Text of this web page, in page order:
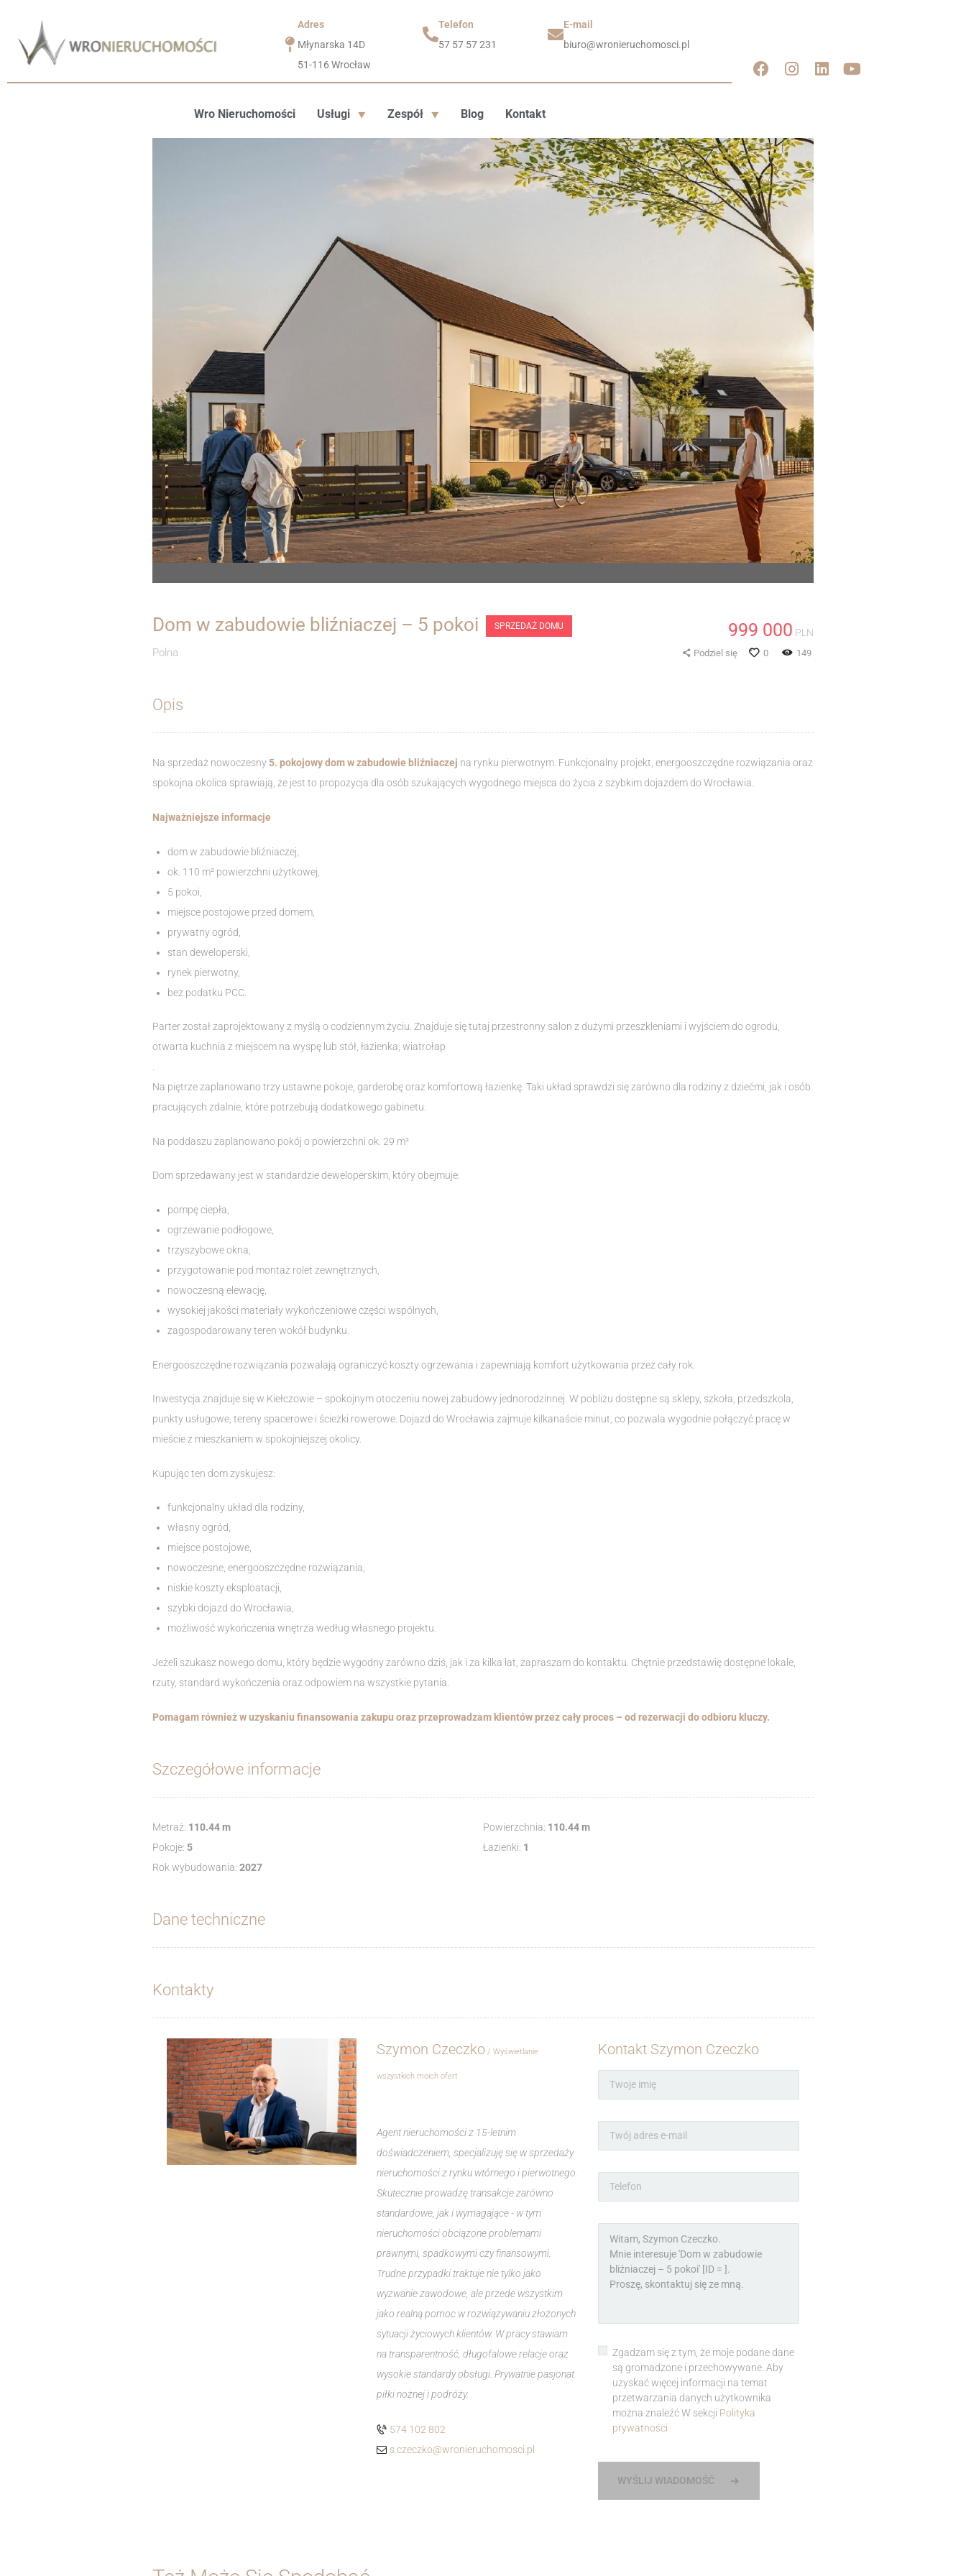
Adres
Młynarska 14D
51-116 Wrocław
Telefon
57 57 57 231
E-mail
biuro@wronieruchomosci.pl
Wro Nieruchomości Usługi Zespół Blog Kontakt
Dom w zabudowie bliźniaczej – 5 pokoi SPRZEDAŻ DOMU
Polna
999 000 PLN
149
0
Podziel się
Opis
Na sprzedaż nowoczesny5. pokojowy dom w zabudowie bliźniaczej na rynku pierwotnym. Funkcjonalny projekt, energooszczędne rozwiązania oraz
spokojna okolica sprawiają, że jest to propozycja dla osób szukających wygodnego miejsca do życia z szybkim dojazdem do Wrocławia.
Najważniejsze informacje
dom w zabudowie bliźniaczej,
ok. 110 m² powierzchni użytkowej,
5 pokoi,
miejsce postojowe przed domem,
prywatny ogród,
stan deweloperski,
rynek pierwotny,
bez podatku PCC.
Parter został zaprojektowany z myślą o codziennym życiu. Znajduje się tutaj przestronny salon z dużymi przeszkleniami i wyjściem do ogrodu,
otwarta kuchnia z miejscem na wyspę lub stół, łazienka, wiatrołap
.
Na piętrze zaplanowano trzy ustawne pokoje, garderobę oraz komfortową łazienkę. Taki układ sprawdzi się zarówno dla rodziny z dziećmi, jak i osób
pracujących zdalnie, które potrzebują dodatkowego gabinetu.
Na poddaszu zaplanowano pokój o powierzchni ok. 29 m²
Dom sprzedawany jest w standardzie deweloperskim, który obejmuje:
pompę ciepła,
ogrzewanie podłogowe,
trzyszybowe okna,
przygotowanie pod montaż rolet zewnętrznych,
nowoczesną elewację,
wysokiej jakości materiały wykończeniowe części wspólnych,
zagospodarowany teren wokół budynku.
Energooszczędne rozwiązania pozwalają ograniczyć koszty ogrzewania i zapewniają komfort użytkowania przez cały rok.
Inwestycja znajduje się w Kiełczowie – spokojnym otoczeniu nowej zabudowy jednorodzinnej. W pobliżu dostępne są sklepy, szkoła, przedszkola,
punkty usługowe, tereny spacerowe i ścieżki rowerowe. Dojazd do Wrocławia zajmuje kilkanaście minut, co pozwala wygodnie połączyć pracę w
mieście z mieszkaniem w spokojniejszej okolicy.
Kupując ten dom zyskujesz:
funkcjonalny układ dla rodziny,
własny ogród,
miejsce postojowe,
nowoczesne, energooszczędne rozwiązania,
niskie koszty eksploatacji,
szybki dojazd do Wrocławia,
możliwość wykończenia wnętrza według własnego projektu.
Jeżeli szukasz nowego domu, który będzie wygodny zarówno dziś, jak i za kilka lat, zapraszam do kontaktu. Chętnie przedstawię dostępne lokale,
rzuty, standard wykończenia oraz odpowiem na wszystkie pytania.
Pomagam również w uzyskaniu finansowania zakupu oraz przeprowadzam klientów przez cały proces – od rezerwacji do odbioru kluczy.
Szczegółowe informacje
Metraż: 110.44 m Powierzchnia: 110.44 m
Pokoje: 5 Łazienki: 1
Rok wybudowania: 2027
Dane techniczne
Kontakty
Szymon Czeczko Wyświetlanie
wszystkich moich ofert
Agent nieruchomości z 15-letnim
doświadczeniem, specjalizuję się w sprzedaży
nieruchomości z rynku wtórnego i pierwotnego.
Skutecznie prowadzę transakcje zarówno
standardowe, jak i wymagające - w tym
nieruchomości obciążone problemami
prawnymi, spadkowymi czy finansowymi.
Trudne przypadki traktuje nie tylko jako
wyzwanie zawodowe, ale przede wszystkim
jako realną pomoc w rozwiązywaniu złożonych
sytuacji życiowych klientów. W pracy stawiam
na transparentność, długofalowe relacje oraz
wysokie standardy obsługi. Prywatnie pasjonat
piłki nożnej i podróży.
574 102 802
s.czeczko@wronieruchomosci.pl
Kontakt Szymon Czeczko
Zgadzam się z tym, że moje podane dane
są gromadzone i przechowywane. Aby
uzyskać więcej informacji na temat
przetwarzania danych użytkownika
można znaleźć W sekcji Polityka
prywatności
WYŚLIJ WIADOMOŚĆ